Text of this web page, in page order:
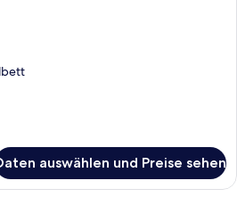
auswählen und Preise sehen